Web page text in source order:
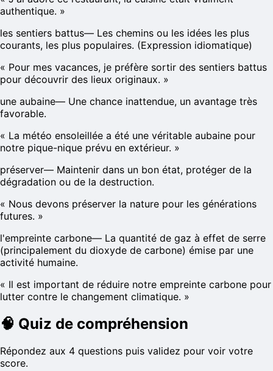
authentique. »
les sentiers battus— Les chemins ou les idées les plus
courants, les plus populaires. (Expression idiomatique)
« Pour mes vacances, je préfère sortir des sentiers battus
pour découvrir des lieux originaux. »
une aubaine— Une chance inattendue, un avantage très
favorable.
« La météo ensoleillée a été une véritable aubaine pour
notre pique-nique prévu en extérieur. »
préserver— Maintenir dans un bon état, protéger de la
dégradation ou de la destruction.
« Nous devons préserver la nature pour les générations
futures. »
l'empreinte carbone— La quantité de gaz à effet de serre
(principalement du dioxyde de carbone) émise par une
activité humaine.
« Il est important de réduire notre empreinte carbone pour
lutter contre le changement climatique. »
🧠 Quiz de compréhension
Répondez aux 4 questions puis validez pour voir votre
score.